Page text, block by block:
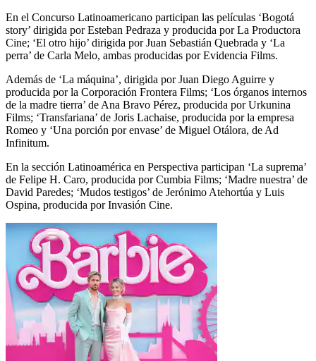
En el Concurso Latinoamericano participan las películas ‘Bogotá
story’ dirigida por Esteban Pedraza y producida por La Productora
Cine; ‘El otro hijo’ dirigida por Juan Sebastián Quebrada y ‘La
perra’ de Carla Melo, ambas producidas por Evidencia Films.
Además de ‘La máquina’, dirigida por Juan Diego Aguirre y
producida por la Corporación Frontera Films; ‘Los órganos internos
de la madre tierra’ de Ana Bravo Pérez, producida por Urkunina
Films; ‘Transfariana’ de Joris Lachaise, producida por la empresa
Romeo y ‘Una porción por envase’ de Miguel Otálora, de Ad
Infinitum.
En la sección Latinoamérica en Perspectiva participan ‘La suprema’
de Felipe H. Caro, producida por Cumbia Films; ‘Madre nuestra’ de
David Paredes; ‘Mudos testigos’ de Jerónimo Atehortúa y Luis
Ospina, producida por Invasión Cine.